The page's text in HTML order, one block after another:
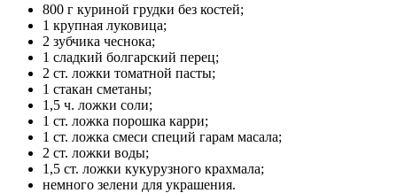
800 г куриной грудки без костей;
1 крупная луковица;
2 зубчика чеснока;
1 сладкий болгарский перец;
2 ст. ложки томатной пасты;
1 стакан сметаны;
1,5 ч. ложки соли;
1 ст. ложка порошка карри;
1 ст. ложка смеси специй гарам масала;
2 ст. ложки воды;
1,5 ст. ложки кукурузного крахмала;
немного зелени для украшения.